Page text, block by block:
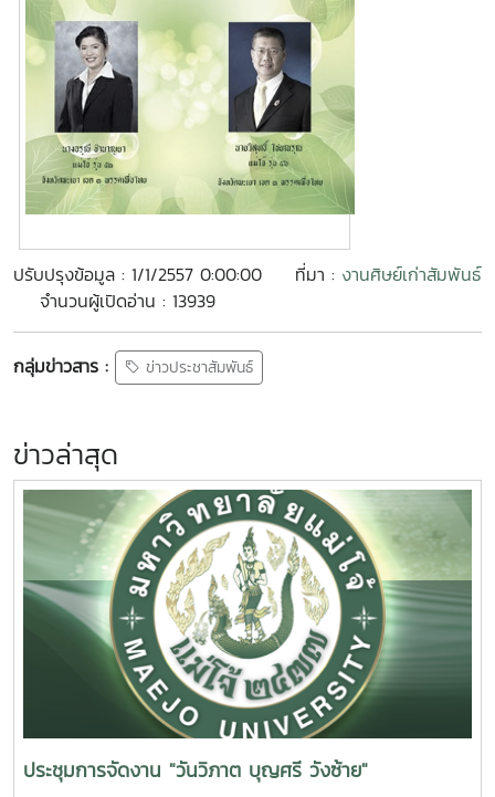
ปรับปรุงข้อมูล : 1/1/2557 0:00:00 ที่มา : งานศิษย์เก่าสัมพันธ์
จำนวนผู้เปิดอ่าน : 13939
กลุ่มข่าวสาร : ข่าวประชาสัมพันธ์
ข่าวล่าสุด
ประชุมการจัดงาน "วันวิภาต บุญศรี วังซ้าย"